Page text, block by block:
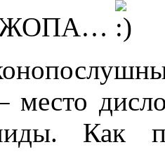
ЖОПА…
место
Как